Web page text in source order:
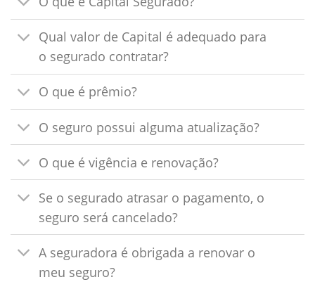
Qual valor de Capital é adequado para
o segurado contratar?
O que é prêmio?
O seguro possui alguma atualização?
O que é vigência e renovação?
Se o segurado atrasar o pagamento, o
seguro será cancelado?
A seguradora é obrigada a renovar o
meu seguro?